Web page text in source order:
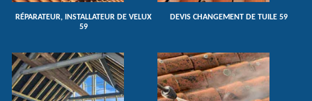
RÉPARATEUR, INSTALLATEUR DE VELUX
59
DEVIS CHANGEMENT DE TUILE 59